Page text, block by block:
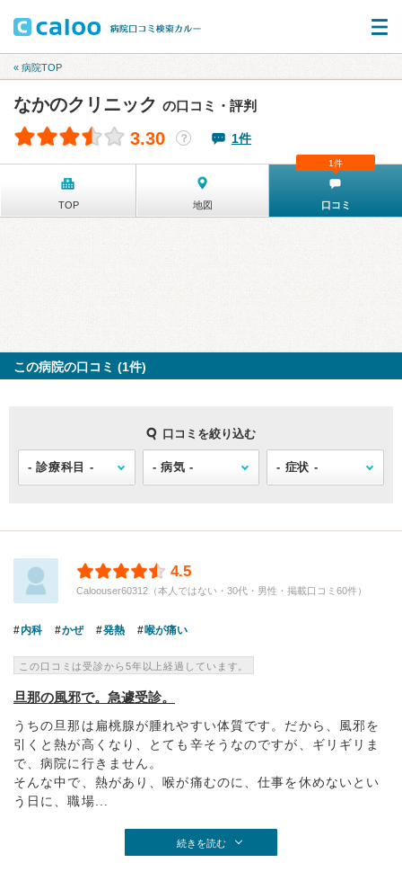
« 病院TOP
なかのクリニック の口コミ・評判
3.30 ？ 1件
TOP 地図 口コミ
1件
この病院の口コミ (1件)
口コミを絞り込む
4.5
Caloouser60312（本人ではない・30代・男性・掲載口コミ60件）
内科 かぜ 発熱 喉が痛い
この口コミは受診から5年以上経過しています。
旦那の風邪で。急遽受診。
うちの旦那は扁桃腺が腫れやすい体質です。だから、風邪を
引くと熱が高くなり、とても辛そうなのですが、ギリギリま
で、病院に行きません。
そんな中で、熱があり、喉が痛むのに、仕事を休めないとい
う日に、職場...
続きを読む